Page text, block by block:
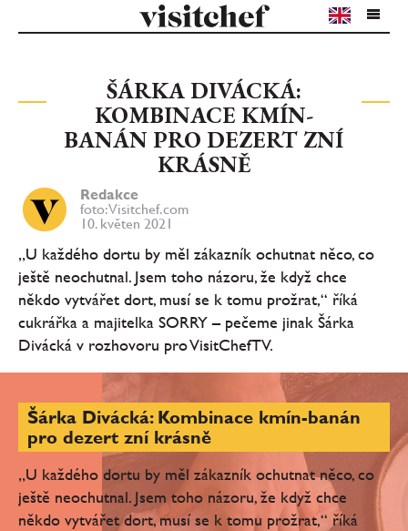
ŠÁRKA DIVÁCKÁ:
KOMBINACE KMÍN-
BANÁN PRO DEZERT ZNÍ
KRÁSNĚ
Redakce
foto: Visitchef.com
10. květen 2021
„U každého dortu by měl zákazník ochutnat něco, co
ještě neochutnal. Jsem toho názoru, že když chce
někdo vytvářet dort, musí se k tomu prožrat,“ říká
cukrářka a majitelka SORRY – pečeme jinak Šárka
Divácká v rozhovoru pro VisitChefTV.
Šárka Divácká: Kombinace kmín-banán
pro dezert zní krásně
„U každého dortu by měl zákazník ochutnat něco, co
ještě neochutnal. Jsem toho názoru, že když chce
někdo vytvářet dort, musí se k tomu prožrat,“ říká